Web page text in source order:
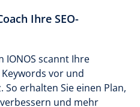
Ihre SEO-
IONOS scannt Ihre
vor und
erhalten Sie einen Plan,
und mehr